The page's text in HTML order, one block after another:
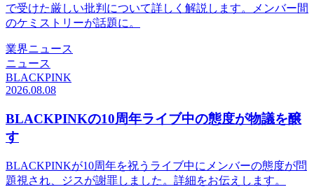
で受けた厳しい批判について詳しく解説します。メンバー間
のケミストリーが話題に。
業界ニュース
ニュース
BLACKPINK
2026.08.08
BLACKPINKの10周年ライブ中の態度が物議を醸
す
BLACKPINKが10周年を祝うライブ中にメンバーの態度が問
題視され、ジスが謝罪しました。詳細をお伝えします。